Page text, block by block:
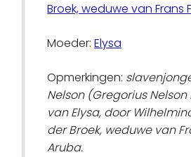
Broek, weduwe van Frans
Moeder:Elysa
Opmerkingen:
Nelson (Gregorius Nelson
van Elysa, door
der Broek, weduwe van
Aruba.